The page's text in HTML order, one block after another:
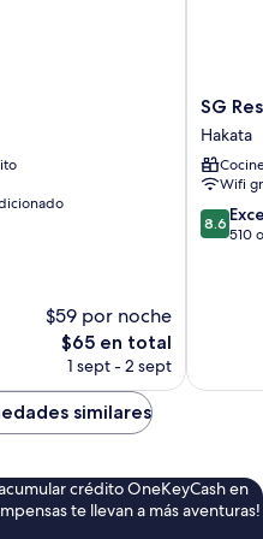
$59 por noche
El
precio
es
$65 en total
1 sept - 2 sept
SG
Inn
Hakata
Hakata
SG
Hakata
Wifi
8.6
de
8.6
510
similares
crédito OneKeyCash en
te llevan a más aventuras!